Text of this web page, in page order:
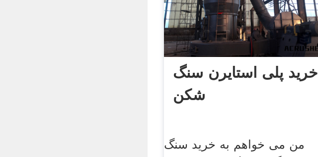
خرید پلی استایرن سنگ
شکن
من می خواهم به خرید سنگ